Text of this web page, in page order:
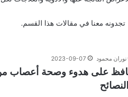
تجدونه معنا في مقالات هذا القسم.
نوران محمود 2023-09-07
على هدوء وصحة أعصاب